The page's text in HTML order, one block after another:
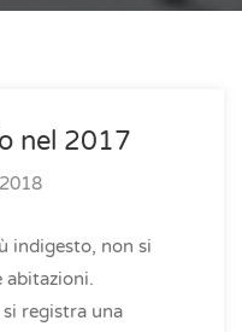
nel 2017
indigesto, non si
abitazioni.
registra una